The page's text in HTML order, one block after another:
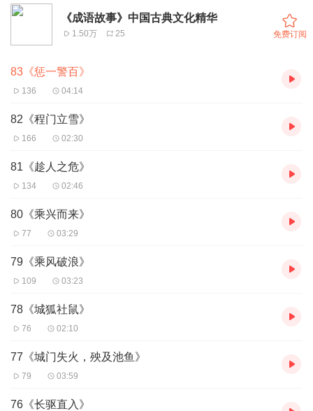
《成语故事》中国古典文化精华
1.50万 25 免费订阅
83《惩一警百》
136 04:14
82《程门立雪》
166 02:30
81《趁人之危》
134 02:46
80《乘兴而来》
77 03:29
79《乘风破浪》
109 03:23
78《城狐社鼠》
76 02:10
77《城门失火，殃及池鱼》
79 03:59
76《长驱直入》